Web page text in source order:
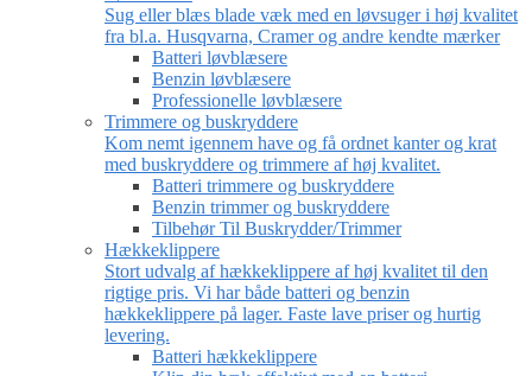
Sug eller blæs blade væk med en løvsuger i høj kvalitet
fra bl.a. Husqvarna, Cramer og andre kendte mærker
Batteri løvblæsere
Benzin løvblæsere
Professionelle løvblæsere
Trimmere og buskryddere
Kom nemt igennem have og få ordnet kanter og krat
med buskryddere og trimmere af høj kvalitet.
Batteri trimmere og buskryddere
Benzin trimmer og buskryddere
Tilbehør Til Buskrydder/Trimmer
Hækkeklippere
Stort udvalg af hækkeklippere af høj kvalitet til den
rigtige pris. Vi har både batteri og benzin
hækkeklippere på lager. Faste lave priser og hurtig
levering.
Batteri hækkeklippere